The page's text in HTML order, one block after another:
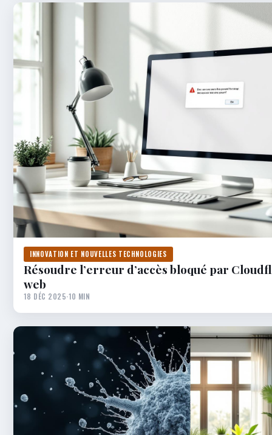
INNOVATION ET NOUVELLES TECHNOLOGIES
Résoudre l’erreur d’accès bloqué par
web
18 DÉC 2025·10 MIN